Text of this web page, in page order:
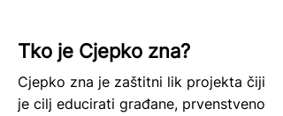
Tko je Cjepko zna?
Cjepko zna je zaštitni lik projekta čiji
je cilj educirati građane, prvenstveno